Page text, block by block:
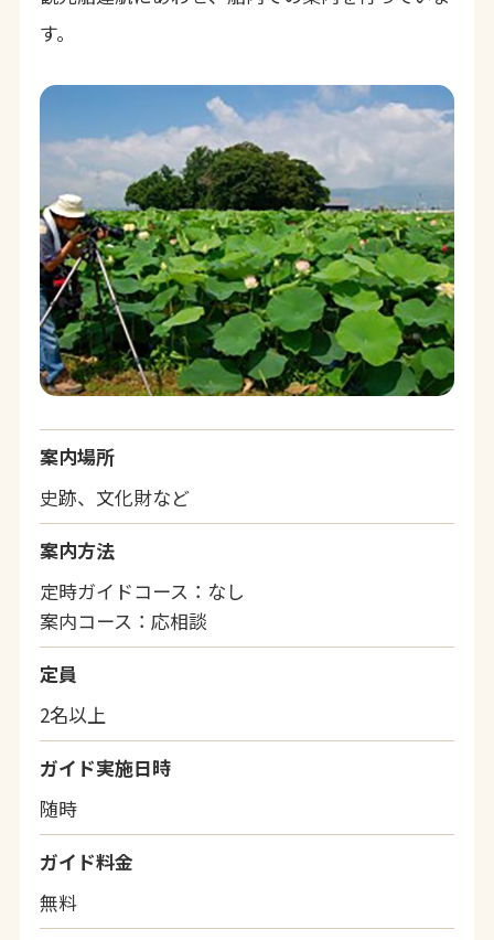
す。
案内場所
史跡、文化財など
案内方法
定時ガイドコース：なし
案内コース：応相談
定員
2名以上
ガイド実施日時
随時
ガイド料金
無料